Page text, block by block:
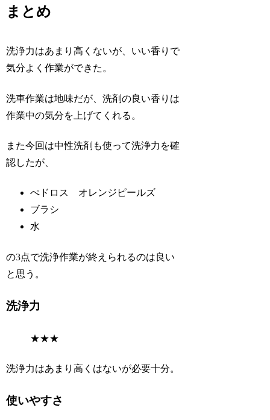
まとめ
洗浄力はあまり高くないが、いい香りで
気分よく作業ができた。
洗車作業は地味だが、洗剤の良い香りは
作業中の気分を上げてくれる。
また今回は中性洗剤も使って洗浄力を確
認したが、
ぺドロス オレンジピールズ
ブラシ
水
の3点で洗浄作業が終えられるのは良い
と思う。
洗浄力
★★★
洗浄力はあまり高くはないが必要十分。
使いやすさ